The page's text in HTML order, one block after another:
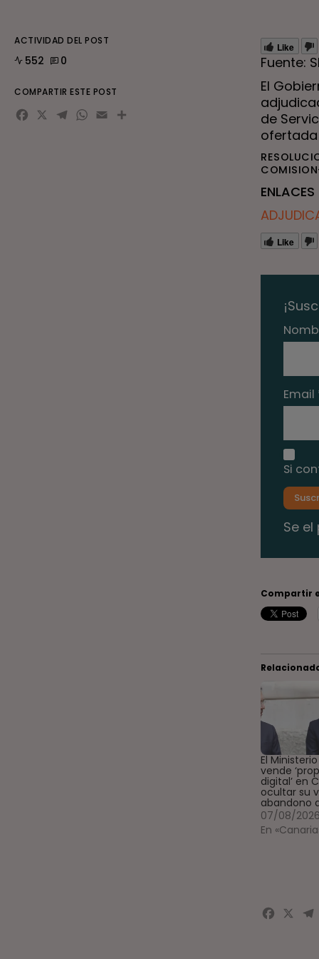
Like
Fuente:
El
de
ofertada
ENLACES
Like
Email
Si
Se
Compartir
El
vende
digital’ en
ocultar su
abandono
07/08/
En
X
ACTIVIDAD DEL POST
552 0
COMPARTIR ESTE POST
Facebook
X Telegram
WhatsApp
EmailCompartir